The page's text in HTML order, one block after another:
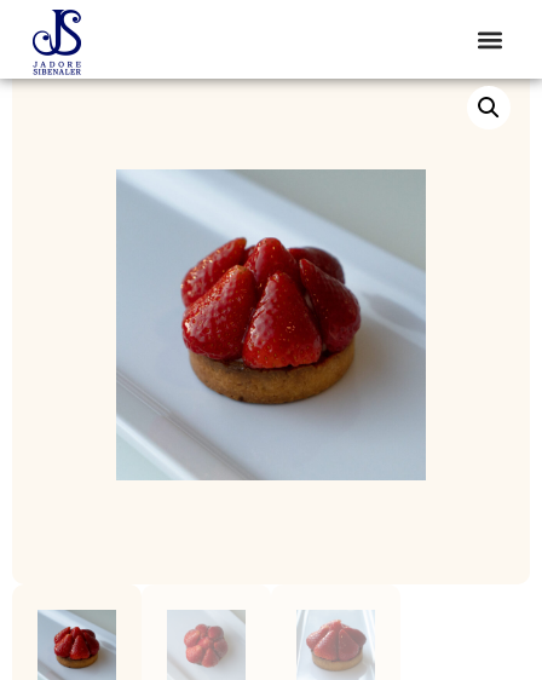
/Alle Produkte